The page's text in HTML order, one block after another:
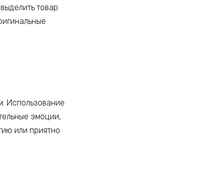
товар
Использование
эмоции,
или приятно